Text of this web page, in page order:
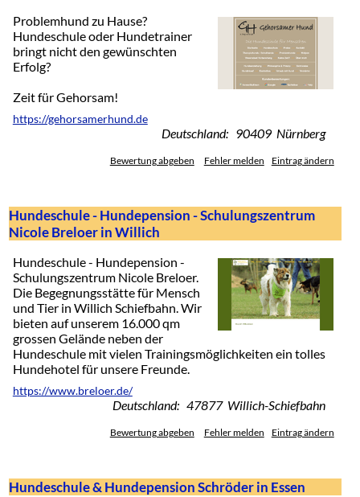
Problemhund zu Hause?
Hundeschule oder Hundetrainer
bringt nicht den gewünschten
Erfolg?
Zeit für Gehorsam!
https://gehorsamerhund.de
Deutschland: 90409 Nürnberg
Bewertung abgeben Fehler melden Eintrag ändern
Hundeschule - Hundepension - Schulungszentrum
Nicole Breloer in Willich
Hundeschule - Hundepension -
Schulungszentrum Nicole Breloer.
Die Begegnungsstätte für Mensch
und Tier in Willich Schiefbahn. Wir
bieten auf unserem 16.000 qm
grossen Gelände neben der
Hundeschule mit vielen Trainingsmöglichkeiten ein tolles
Hundehotel für unsere Freunde.
https://www.breloer.de/
Deutschland: 47877 Willich-Schiefbahn
Bewertung abgeben Fehler melden Eintrag ändern
Hundeschule & Hundepension Schröder in Essen